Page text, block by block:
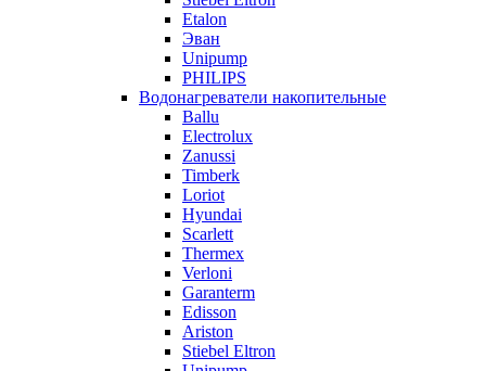
Etalon
Эван
Unipump
PHILIPS
Водонагреватели накопительные
Ballu
Electrolux
Zanussi
Timberk
Loriot
Hyundai
Scarlett
Thermex
Verloni
Garanterm
Edisson
Ariston
Stiebel Eltron